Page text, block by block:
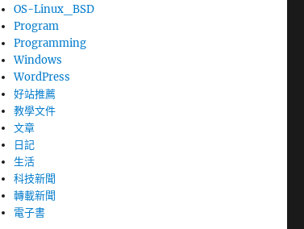
OS-Linux_BSD
Program
Programming
Windows
WordPress
好站推薦
教學文件
文章
日記
生活
科技新聞
轉載新聞
電子書